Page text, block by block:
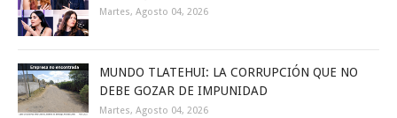
Martes, Agosto 04, 2026
MUNDO TLATEHUI: LA CORRUPCIÓN QUE NO
DEBE GOZAR DE IMPUNIDAD
Martes, Agosto 04, 2026